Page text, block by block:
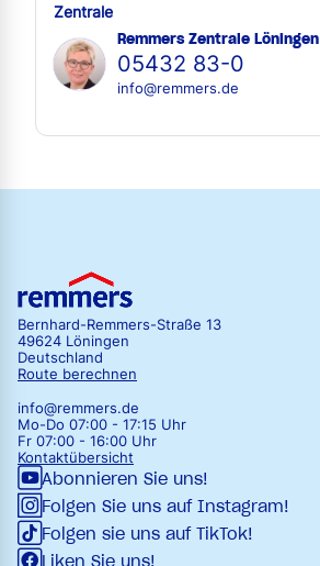
Zentrale
Remmers Zentrale Löningen
05432 83-0
info@remmers.de
Bernhard-Remmers-Straße 13
49624 Löningen
Deutschland
Route berechnen
info@remmers.de
Mo-Do 07:00 - 17:15 Uhr
Fr 07:00 - 16:00 Uhr
Kontaktübersicht
Abonnieren Sie uns!
Folgen Sie uns auf Instagram!
Folgen sie uns auf TikTok!
Liken Sie uns!